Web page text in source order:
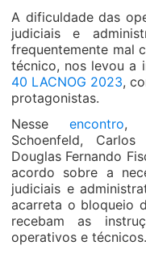
A dificuldade das
judiciais e
frequentemente mal
técnico, nos levou a
40 LACNOG 2023,
protagonistas.
Nesse encontro,
Schoenfeld,
Douglas Fernando
acordo sobre a
judiciais e
acarreta o bloqueio
recebam as
operativos e técnicos.